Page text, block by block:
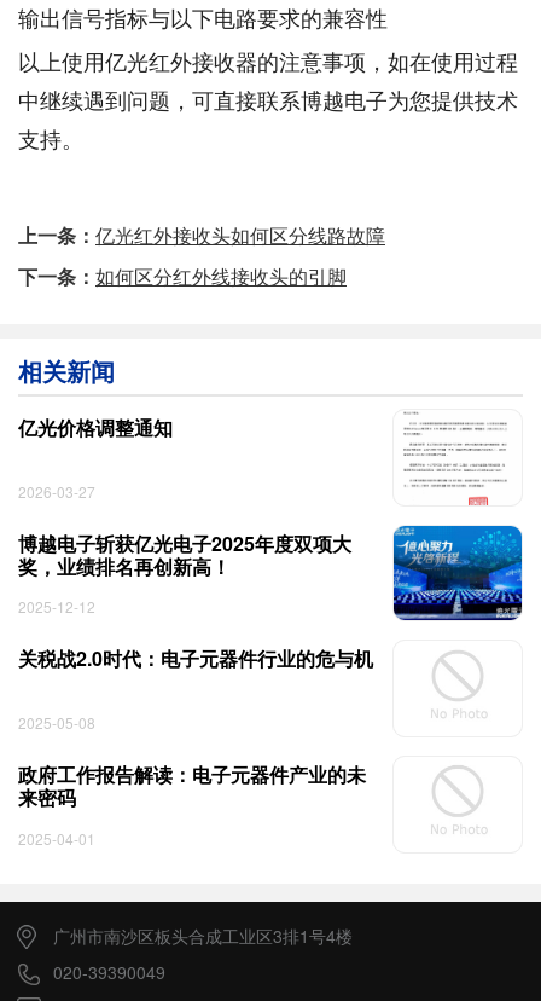
输出信号指标与以下电路要求的兼容性
以上使用亿光红外接收器的注意事项，如在使用过程
中继续遇到问题，可直接联系博越电子为您提供技术
支持。
上一条： 亿光红外接收头如何区分线路故障
下一条： 如何区分红外线接收头的引脚
相关新闻
亿光价格调整通知
2026-03-27
博越电子斩获亿光电子2025年度双项大
奖，业绩排名再创新高！
2025-12-12
关税战2.0时代：电子元器件行业的危与机
2025-05-08
政府工作报告解读：电子元器件产业的未
来密码
2025-04-01
广州市南沙区板头合成工业区3排1号4楼
020-39390049